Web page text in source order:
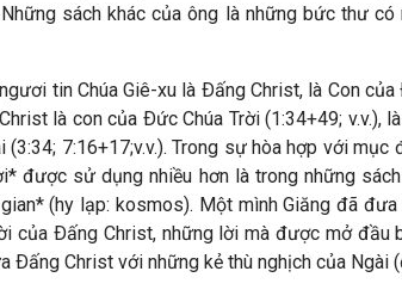
sách khác của ông là những bức thư có
tin Chúa Giê-xu là Ðấng Christ, là Con của
là con của Ðức Chúa Trời (1:34+49; v.v.),
7:16+17;v.v.). Trong sự hòa hợp với mục
được sử dụng nhiều hơn là trong những
(hy lạp: kosmos). Một mình Giăng đã đưa
của Ðấng Christ, những lời mà được mở đầu
Ðấng Christ với những kẻ thù nghịch của Ngài